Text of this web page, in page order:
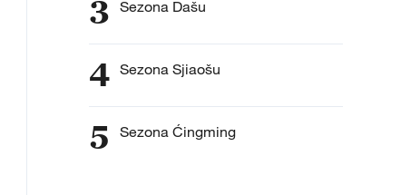
3 Sezona Dašu
4 Sezona Sjiaošu
5 Sezona Ćingming